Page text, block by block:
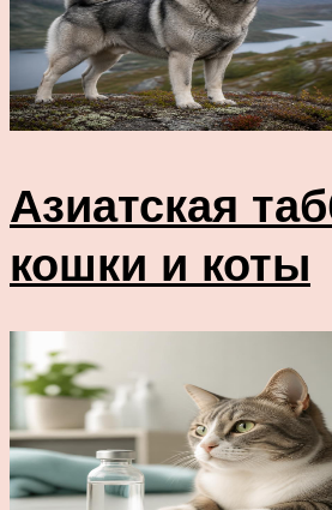
Азиатская
кошки и коты